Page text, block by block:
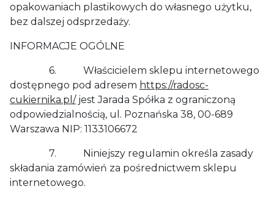
opakowaniach plastikowych do własnego użytku,
bez dalszej odsprzedaży.
INFORMACJE OGÓLNE
6. Właścicielem sklepu internetowego
dostępnego pod adresem https://radosc-
cukiernika.pl/jest Jarada Spółka z ograniczoną
odpowiedzialnością, ul. Poznańska 38, 00-689
Warszawa NIP: 1133106672
7. Niniejszy regulamin określa zasady
składania zamówień za pośrednictwem sklepu
internetowego.